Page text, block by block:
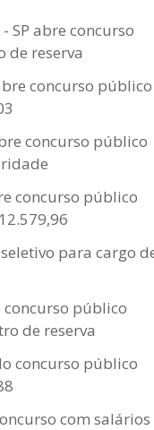
SP abre concurso
de reserva
concurso público
concurso público
concurso público
para cargo
concurso público
de reserva
concurso público
com salários